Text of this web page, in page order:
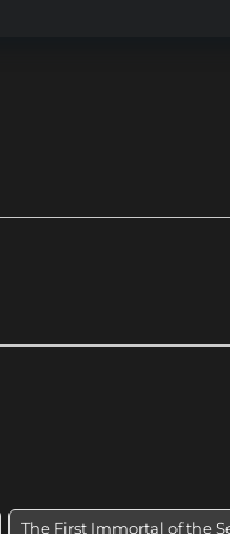
The First Immortal of the